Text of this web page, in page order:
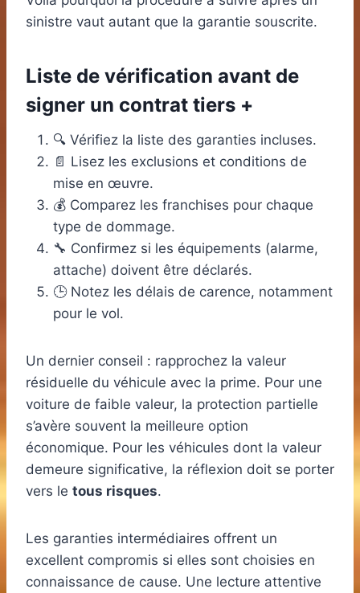
sinistre vaut autant que la garantie souscrite.
Liste de vérification avant de
signer un contrat tiers +
🔍 Vérifiez la liste des garanties incluses.
📄 Lisez les exclusions et conditions de
mise en œuvre.
💰 Comparez les franchises pour chaque
type de dommage.
🔧 Confirmez si les équipements (alarme,
attache) doivent être déclarés.
🕒 Notez les délais de carence, notamment
pour le vol.
Un dernier conseil : rapprochez la valeur
résiduelle du véhicule avec la prime. Pour une
voiture de faible valeur, la protection partielle
s’avère souvent la meilleure option
économique. Pour les véhicules dont la valeur
demeure significative, la réflexion doit se porter
vers le tous risques.
Les garanties intermédiaires offrent un
excellent compromis si elles sont choisies en
connaissance de cause. Une lecture attentive